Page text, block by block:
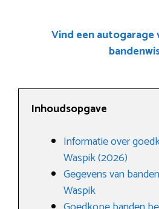
Vind een autogarage
Inhoudsopgave
Informatie over
Waspik (2026)
Gegevens van
Waspik